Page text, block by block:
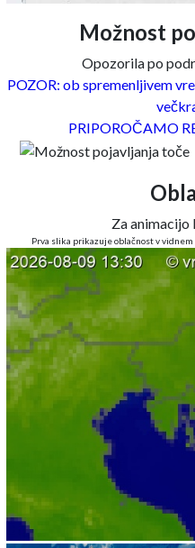
Možnost
Opozorila po
POZOR: ob spremenljivem
PRIPOROČAMO
Za
Prva slika prikazuje oblačnost v